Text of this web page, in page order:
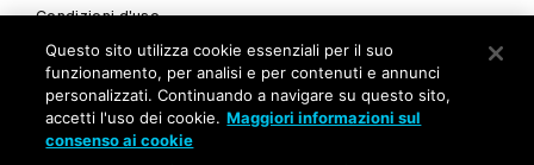
Condizioni d'uso
Documenti
Copyright © 2026 Palo Alto Networks. Tutti i diritti riservati
Questo sito utilizza cookie essenziali per il suo
funzionamento, per analisi e per contenuti e annunci
personalizzati. Continuando a navigare su questo sito,
accetti l'uso dei cookie. Maggiori informazioni sul
consenso ai cookie